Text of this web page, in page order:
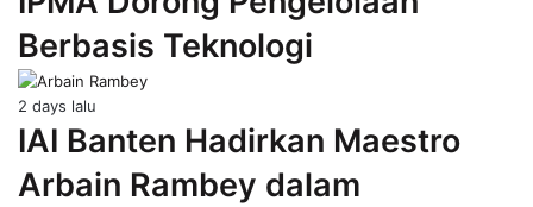
Berbasis Teknologi
2 days lalu
IAI Banten Hadirkan Maestro
Arbain Rambey dalam